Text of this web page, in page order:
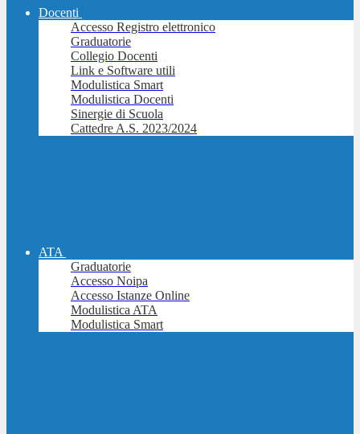
Docenti
Accesso Registro elettronico
Graduatorie
Collegio Docenti
Link e Software utili
Modulistica Smart
Modulistica Docenti
Sinergie di Scuola
Cattedre A.S. 2023/2024
ATA
Graduatorie
Accesso Noipa
Accesso Istanze Online
Modulistica ATA
Modulistica Smart